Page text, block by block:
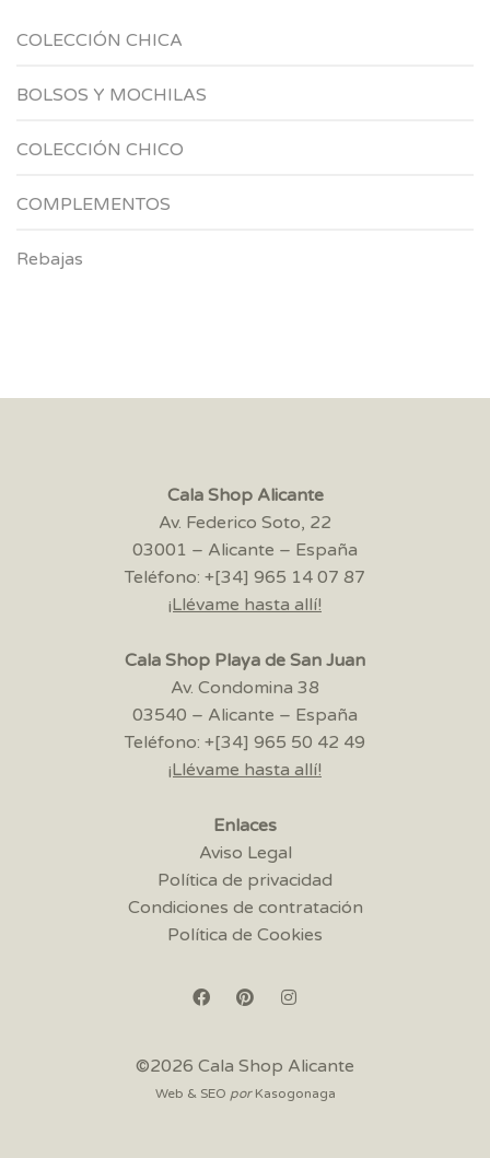
COLECCIÓN CHICA
BOLSOS Y MOCHILAS
COLECCIÓN CHICO
COMPLEMENTOS
Rebajas
Cala Shop Alicante
Av. Federico Soto, 22
03001 – Alicante – España
Teléfono: +[34] 965 14 07 87
¡Llévame hasta allí!
Cala Shop Playa de San Juan
Av. Condomina 38
03540 – Alicante – España
Teléfono: +[34] 965 50 42 49
¡Llévame hasta allí!
Enlaces
Aviso Legal
Política de privacidad
Condiciones de contratación
Política de Cookies
©2026 Cala Shop Alicante
Web & SEO por Kasogonaga